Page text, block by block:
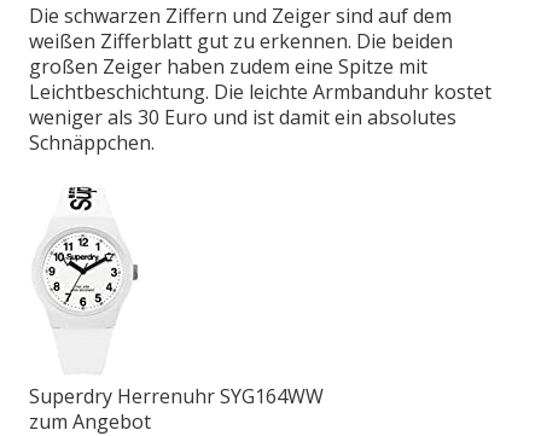
Die schwarzen Ziffern und Zeiger sind auf dem
weißen Zifferblatt gut zu erkennen. Die beiden
großen Zeiger haben zudem eine Spitze mit
Leichtbeschichtung. Die leichte Armbanduhr kostet
weniger als 30 Euro und ist damit ein absolutes
Schnäppchen.
Superdry Herrenuhr SYG164WW
zum Angebot